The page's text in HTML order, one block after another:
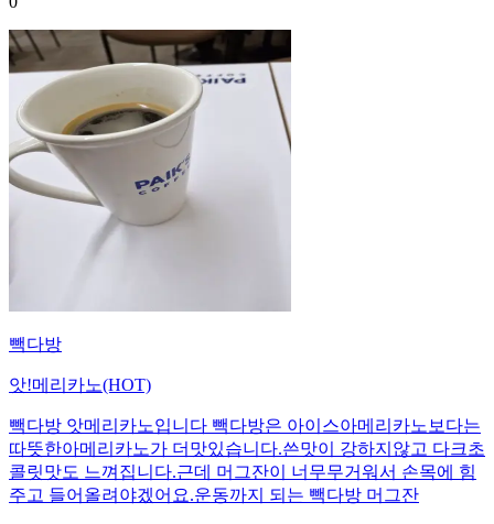
빽다방
앗!메리카노(HOT)
빽다방 앗메리카노입니다 빽다방은 아이스아메리카노보다는
따뜻한아메리카노가 더맛있습니다.쓴맛이 강하지않고 다크초
콜릿맛도 느껴집니다.근데 머그잔이 너무무거워서 손목에 힘
주고 들어올려야겠어요.운동까지 되는 빽다방 머그잔